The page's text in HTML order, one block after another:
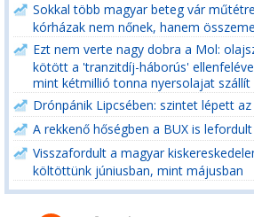
Sokkal több magyar beteg vár
kórházak nem nőnek, hanem
Ezt nem verte nagy dobra a Mol:
kötött a 'tranzitdíj-háborús'
mint kétmillió tonna nyersolajat szállít
Drónpánik Lipcsében: szintet lépett
A rekkenő hőségben a BUX is lefordult
Visszafordult a magyar
költöttünk júniusban, mint májusban